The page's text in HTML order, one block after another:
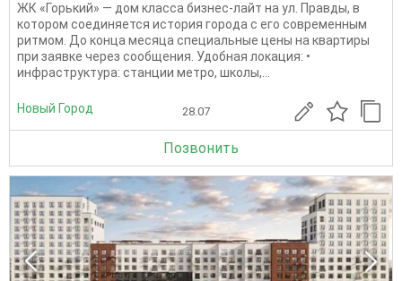
ЖК «Горький» — дом класса бизнес-лайт на ул. Правды, в
котором соединяется история города с его современным
ритмом. До конца месяца специальные цены на квартиры
при заявке через сообщения. Удобная локация: •
инфраструктура: станции метро, школы,...
Новый Город 28.07
Позвонить